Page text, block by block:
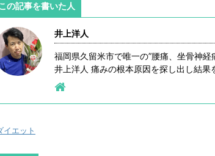
の記事を書いた人
井上洋人
福岡県久留米市で唯一の”腰痛、坐骨神
井上洋人 痛みの根本原因を探し出し結果
イエット